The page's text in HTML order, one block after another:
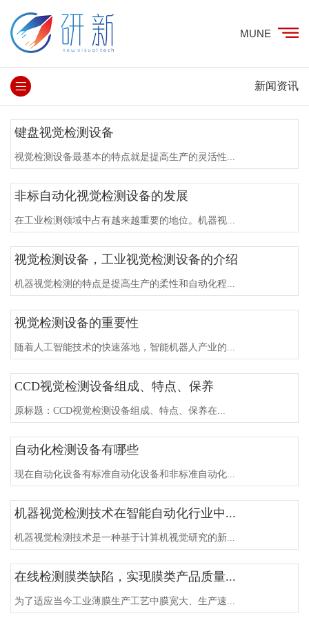
MUNE
新闻资讯
键盘视觉检测设备
视觉检测设备最基本的特点就是提高生产的灵活性...
非标自动化视觉检测设备的发展
在工业检测领域中占有越来越重要的地位。机器视...
视觉检测设备，工业视觉检测设备的介绍
机器视觉检测的特点是提高生产的柔性和自动化程...
视觉检测设备的重要性
随着人工智能技术的快速落地，智能机器人产业的...
CCD视觉检测设备组成、特点、保养
原标题：CCD视觉检测设备组成、特点、保养在...
自动化检测设备有哪些
现在自动化设备有标准自动化设备和非标准自动化...
机器视觉检测技术在智能自动化行业中...
机器视觉检测技术是一种基于计算机视觉研究的新...
在线检测膜类缺陷，实现膜类产品质量...
为了适应当今工业薄膜生产工艺中膜宽大、生产速...